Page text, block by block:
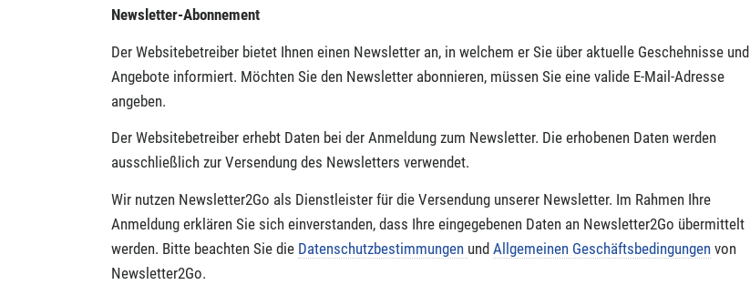
Newsletter-Abonnement
Der Websitebetreiber bietet Ihnen einen Newsletter an, in welchem er Sie über aktuelle Geschehnisse und
Angebote informiert. Möchten Sie den Newsletter abonnieren, müssen Sie eine valide E-Mail-Adresse
angeben.
Der Websitebetreiber erhebt Daten bei der Anmeldung zum Newsletter. Die erhobenen Daten werden
ausschließlich zur Versendung des Newsletters verwendet.
Wir nutzen Newsletter2Go als Dienstleister für die Versendung unserer Newsletter. Im Rahmen Ihre
Anmeldung erklären Sie sich einverstanden, dass Ihre eingegebenen Daten an Newsletter2Go übermittelt
werden. Bitte beachten Sie die Datenschutzbestimmungen und Allgemeinen Geschäftsbedingungen von
Newsletter2Go.